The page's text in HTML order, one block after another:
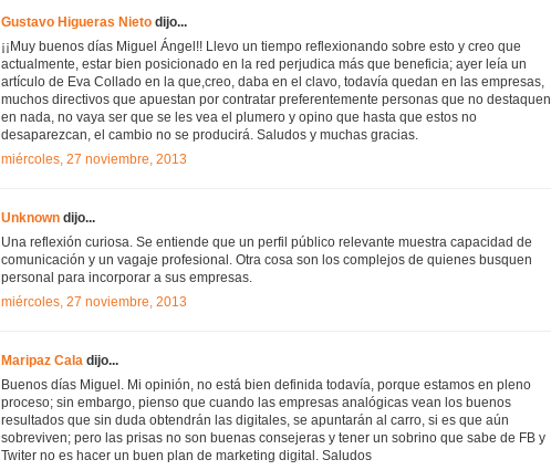
Gustavo Higueras Nieto dijo...
¡¡Muy buenos días Miguel Ángel!! Llevo un tiempo reflexionando sobre esto y creo que
actualmente, estar bien posicionado en la red perjudica más que beneficia; ayer leía un
artículo de Eva Collado en la que,creo, daba en el clavo, todavía quedan en las empresas,
muchos directivos que apuestan por contratar preferentemente personas que no destaquen
en nada, no vaya ser que se les vea el plumero y opino que hasta que estos no
desaparezcan, el cambio no se producirá. Saludos y muchas gracias.
miércoles, 27 noviembre, 2013
Unknown dijo...
Una reflexión curiosa. Se entiende que un perfil público relevante muestra capacidad de
comunicación y un vagaje profesional. Otra cosa son los complejos de quienes busquen
personal para incorporar a sus empresas.
miércoles, 27 noviembre, 2013
Maripaz Cala dijo...
Buenos días Miguel. Mi opinión, no está bien definida todavía, porque estamos en pleno
proceso; sin embargo, pienso que cuando las empresas analógicas vean los buenos
resultados que sin duda obtendrán las digitales, se apuntarán al carro, si es que aún
sobreviven; pero las prisas no son buenas consejeras y tener un sobrino que sabe de FB y
Twiter no es hacer un buen plan de marketing digital. Saludos